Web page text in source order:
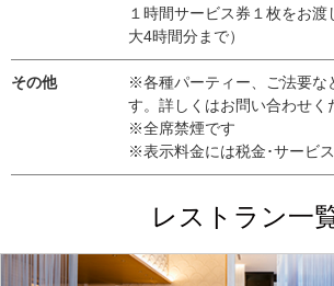
１時間サービス券１枚をお
大4時間分まで）
その他
※各種パーティー、ご法要な
す。詳しくはお問い合わせく
※全席禁煙です
※表示料金には税金･サービ
レストラン一